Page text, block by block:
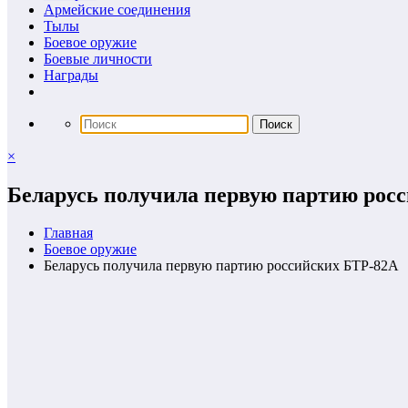
Армейские соединения
Тылы
Боевое оружие
Боевые личности
Награды
×
Беларусь получила первую партию
Главная
Боевое оружие
Беларусь получила первую партию российских БТР-82А